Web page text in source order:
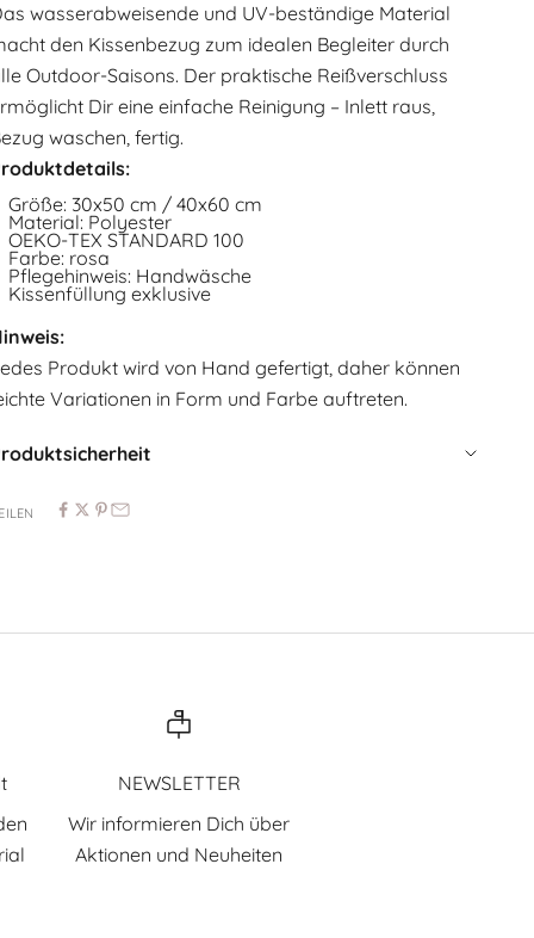
wasserabweisende und UV-beständige Material
den Kissenbezug zum idealen Begleiter durch
Outdoor-Saisons. Der praktische Reißverschluss
Dir eine einfache Reinigung – Inlett raus,
waschen, fertig.
Größe: 30x50 cm / 40x60 cm
Material: Polyester
OEKO-TEX STANDARD 100
Farbe: rosa
Pflegehinweis: Handwäsche
Kissenfüllung exklusive
Produkt wird von Hand gefertigt, daher können
Variationen in Form und Farbe auftreten.
NEWSLETTER
Wir informieren Dich über
Aktionen und Neuheiten